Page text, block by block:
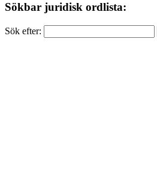
Sökbar juridisk ordlista:
Sök efter: